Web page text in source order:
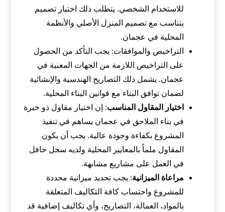
للاستخدام الشخصي. يتطلب ذلك اختيار تصميم
يتناسب مع تصميم المنزل الأصلي والأنظمة
المحلية في عجمان.
التراخيص والموافقات: يجب التأكد من الحصول
على التراخيص اللازمة من الجهات المعنية في
عجمان. يشمل ذلك التصاريح الهندسية والإنشائية
لضمان توافق البناء مع قوانين البناء المحلية.
اختيار المقاول المناسب: إن اختيار مقاول ذو خبرة
في بناء الملاحق في عجمان يساهم في تنفيذ
المشروع بكفاءة وجودة عالية. يجب أن يكون
المقاول ملماً بالمعايير المحلية ولديه سجل حافل
في العمل على مشاريع مشابهة.
مراعاة الميزانية: يجب تحديد ميزانية محددة
للمشروع واحتساب كافة التكاليف المتعلقة
بالمواد، العمالة، التصاريح، وأي تكاليف إضافية قد